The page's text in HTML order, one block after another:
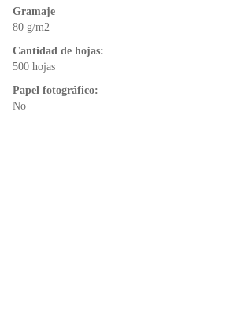
k
Gramaje
80 g/m2
Cantidad de hojas:
500 hojas
Papel fotográfico:
No